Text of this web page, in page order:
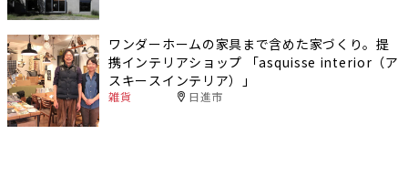
ワンダーホームの家具まで含めた家づくり。提
携インテリアショップ 「asquisse interior（ア
スキースインテリア）」
雑貨 日進市